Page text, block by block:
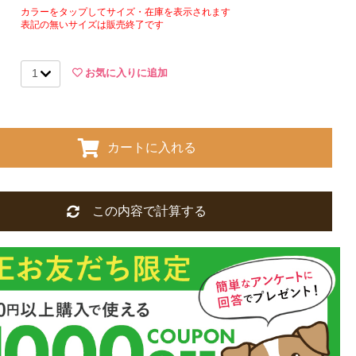
カラーをタップしてサイズ・在庫を表示されます
表記の無いサイズは販売終了です
お気に入りに追加
カートに入れる
この内容で計算する